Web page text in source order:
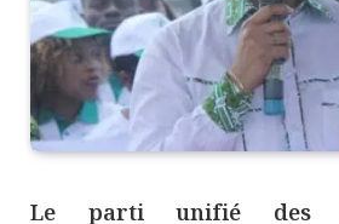
Le parti unifié des